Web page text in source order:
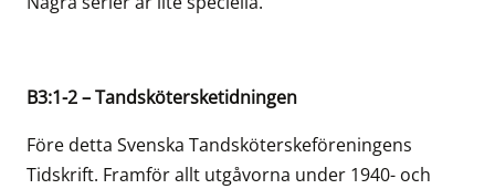
B3:1-2 – Tandskötersketidningen
Före detta Svenska Tandsköterskeföreningens
Tidskrift. Framför allt utgåvorna under 1940- och